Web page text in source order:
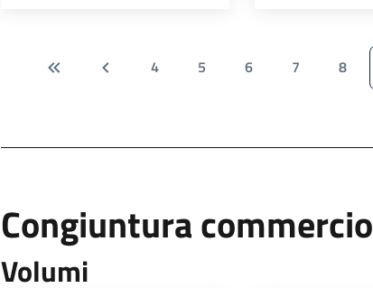
4 5 6 7 8
Congiuntura commercio
Volumi